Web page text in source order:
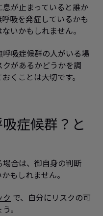
が止まっていると誰か
吸を発症しているかも
いかもしれません。
吸症候群の人がいる場
があるかどうかを調
くことは大切です。
症候群？と
合は、御自身の判断
もしれません。
ク で、自分にリスクの可
。